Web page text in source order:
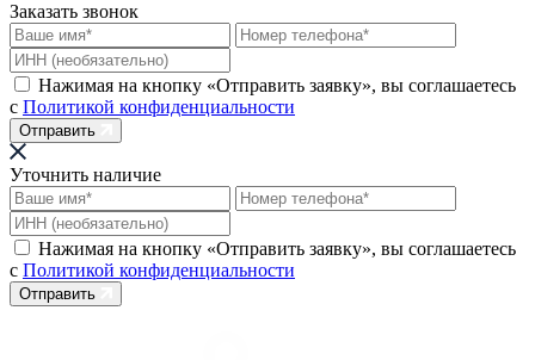
Заказать звонок
Нажимая на кнопку «Отправить заявку», вы соглашаетесь
с Политикой конфиденциальности
Отправить
Уточнить наличие
Нажимая на кнопку «Отправить заявку», вы соглашаетесь
с Политикой конфиденциальности
Отправить